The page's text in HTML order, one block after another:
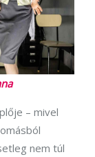
– mivel
nem túl